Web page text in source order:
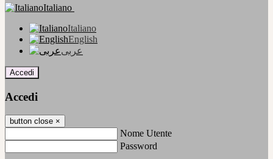
Italiano
Italiano
English
عربى
Accedi
Accedi
button close ×
Nome Utente
Password